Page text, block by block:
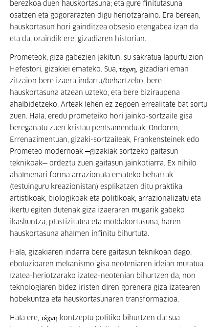
berezkoa duen hauskortasuna; eta gure finitutasuna
osatzen eta gogorarazten digu heriotzaraino. Era berean,
hauskortasun hori gainditzea obsesio etengabea izan da
eta da, oraindik ere, gizadiaren historian.
Prometeok, giza gabezien jakitun, su sakratua lapurtu zion
Hefestori, gizakiei emateko. Sua, τέχνη, gizadiari eman
zitzaion bere izaera indartu/behartzeko, bere
hauskortasuna atzean uzteko, eta bere biziraupena
ahalbidetzeko. Arteak lehen ez zegoen errealitate bat sortu
zuen. Hala, eredu prometeiko hori jainko-sortzaile gisa
bereganatu zuen kristau pentsamenduak. Ondoren,
Errenazimentuan, gizaki-sortzaileak, Frankensteinek edo
Prometeo modernoak ─gizakiak sortzeko gaitasun
teknikoak─ ordeztu zuen gaitasun jainkotiarra. Ex nihilo
ahalmenari forma arrazionala emateko beharrak
(testuinguru kreazionistan) esplikatzen ditu praktika
artistikoak, biologikoak eta politikoak, arrazionalizatu eta
ikertu egiten dutenak giza izaeraren mugarik gabeko
ikaskuntza, plastizitatea eta moldakortasuna, haren
hauskortasuna ahalmen infinitu bihurtuta.
Hala, gizakiaren indarra bere gaitasun teknikoan dago,
eboluzioaren mekanismo gisa neoteniaren ideian mutatua.
Izatea-heriotzarako izatea-neotenian bihurtzen da, non
teknologiaren bidez iristen diren gorenera giza izatearen
hobekuntza eta hauskortasunaren transformazioa.
Hala ere, τέχνη kontzeptu politiko bihurtzen da: sua